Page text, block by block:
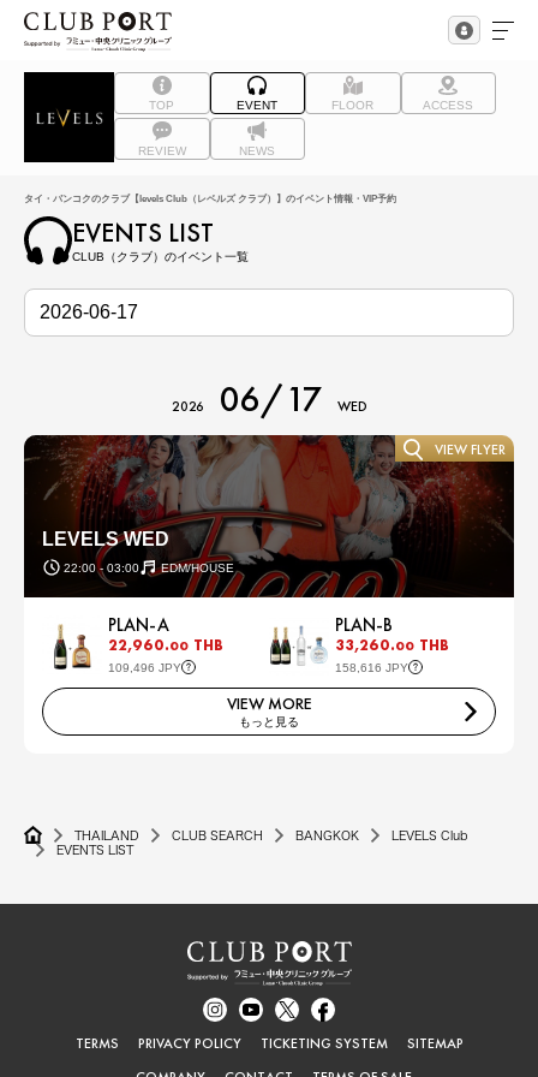
TOP EVENT FLOOR ACCESS
REVIEW NEWS
タイ・バンコクのクラブ【levels Club（レベルズ クラブ）】のイベント情報・VIP予約
EVENTS LIST
CLUB（クラブ）のイベント一覧
2026 06/17 WED
LEVELS WED
22:00 - 03:00 EDM/HOUSE
VIEW FLYER
PLAN-A
22,960.00 THB
109,496 JPY
PLAN-B
33,260.00 THB
158,616 JPY
VIEW MORE
もっと見る
THAILAND CLUB SEARCH BANGKOK
LEVELS Club
EVENTS LIST
TERMS PRIVACY POLICY TICKETING SYSTEM
SITEMAP